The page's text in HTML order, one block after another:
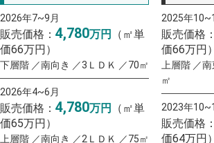
2026年7~9月
販売価格： 4,780万円
（㎡単
価66万円）
下層階 ／南向き ／3ＬＤＫ ／70㎡
2026年4~6月
販売価格： 4,780万円
（㎡単
価65万円）
上層階 ／南向き ／2ＬＤＫ ／75㎡
2025年
販売価格：
価66万円）
上層階 ／
㎡
2023年
販売価格：
価64万円）